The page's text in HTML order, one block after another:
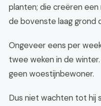
planten; die creëren
de bovenste laag grond
Ongeveer eens per
twee weken in de
geen woestijnbewoner.
Dus niet wachten tot hij